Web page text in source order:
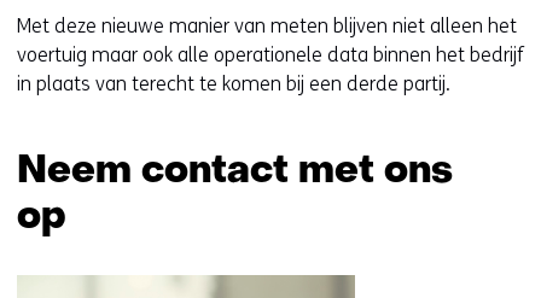
Met deze nieuwe manier van meten blijven niet alleen het
voertuig maar ook alle operationele data binnen het bedrijf
in plaats van terecht te komen bij een derde partij.
Neem contact met ons
op